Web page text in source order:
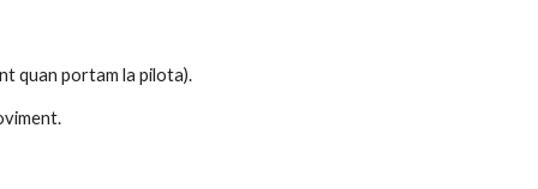
quan portam la pilota).